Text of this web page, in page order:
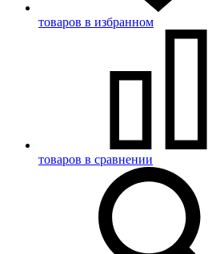
товаров в избранном
товаров в сравнении